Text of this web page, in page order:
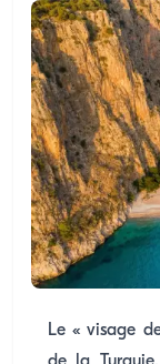
Le « visage